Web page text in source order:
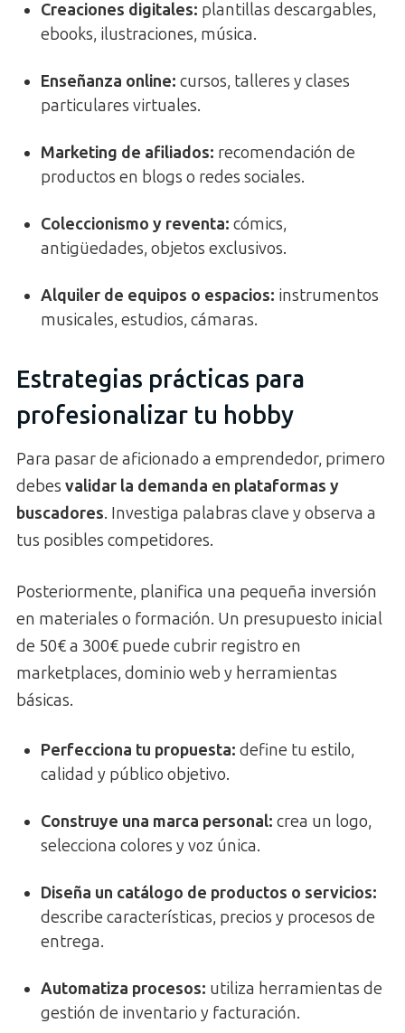
Creaciones digitales: plantillas descargables,
ebooks, ilustraciones, música.
Enseñanza online: cursos, talleres y clases
particulares virtuales.
Marketing de afiliados: recomendación de
productos en blogs o redes sociales.
Coleccionismo y reventa: cómics,
antigüedades, objetos exclusivos.
Alquiler de equipos o espacios: instrumentos
musicales, estudios, cámaras.
Estrategias prácticas para
profesionalizar tu hobby
Para pasar de aficionado a emprendedor, primero
debes validar la demanda en plataformas y
buscadores. Investiga palabras clave y observa a
tus posibles competidores.
Posteriormente, planifica una pequeña inversión
en materiales o formación. Un presupuesto inicial
de 50€ a 300€ puede cubrir registro en
marketplaces, dominio web y herramientas
básicas.
Perfecciona tu propuesta: define tu estilo,
calidad y público objetivo.
Construye una marca personal: crea un logo,
selecciona colores y voz única.
Diseña un catálogo de productos o servicios:
describe características, precios y procesos de
entrega.
Automatiza procesos: utiliza herramientas de
gestión de inventario y facturación.